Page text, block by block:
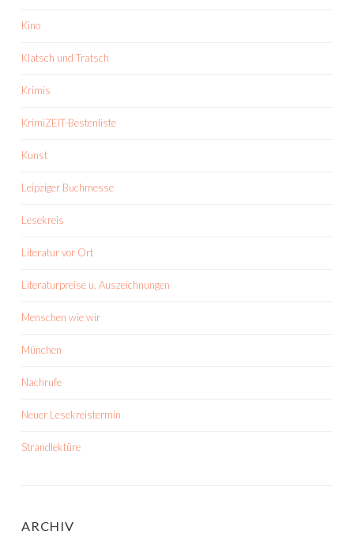
Kino
Klatsch und Tratsch
Krimis
KrimiZEIT-Bestenliste
Kunst
Leipziger Buchmesse
Lesekreis
Literatur vor Ort
Literaturpreise u. Auszeichnungen
Menschen wie wir
München
Nachrufe
Neuer Lesekreistermin
Strandlektüre
ARCHIV